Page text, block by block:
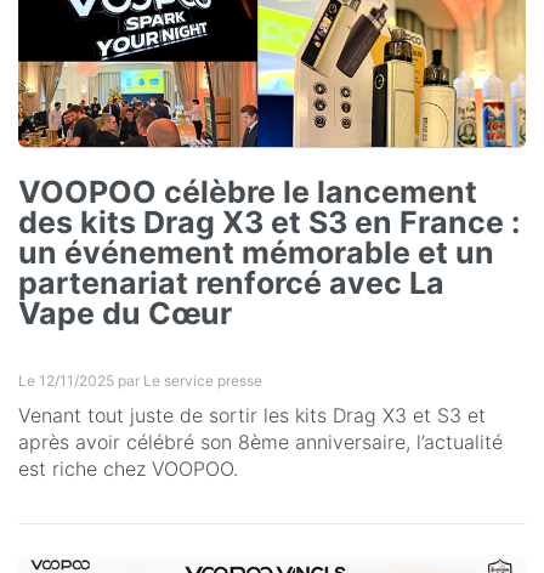
VOOPOO célèbre le lancement
des kits Drag X3 et S3 en France :
un événement mémorable et un
partenariat renforcé avec La
Vape du Cœur
Le 12/11/2025 par Le service presse
Venant tout juste de sortir les kits Drag X3 et S3 et
après avoir célébré son 8ème anniversaire, l’actualité
est riche chez VOOPOO.